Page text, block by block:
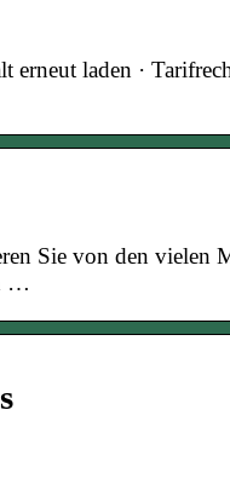
laden ·
Sie von den vielen
…